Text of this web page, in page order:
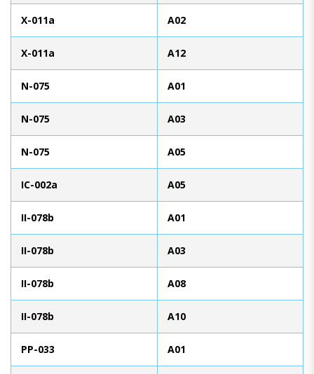
X-011a A02
X-011a A12
N-075 A01
N-075 A03
N-075 A05
IC-002a A05
II-078b A01
II-078b A03
II-078b A08
II-078b A10
PP-033 A01